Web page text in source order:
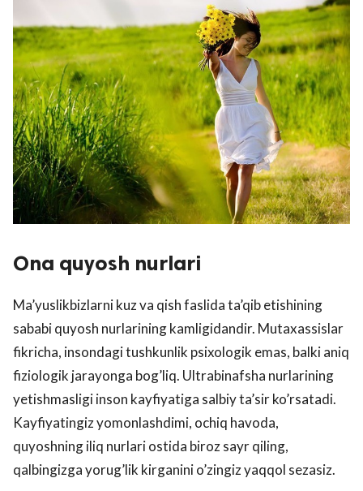
Ona quyosh nurlari
Ma’yuslikbizlarni kuz va qish faslida ta’qib etishining
sababi quyosh nurlarining kamligidandir. Mutaxassislar
fikricha, insondagi tushkunlik psixologik emas, balki aniq
fiziologik jarayonga bog’liq. Ultrabinafsha nurlarining
yetishmasligi inson kayfiyatiga salbiy ta’sir ko’rsatadi.
Kayfiyatingiz yomonlashdimi, ochiq havoda,
quyoshning iliq nurlari ostida biroz sayr qiling,
qalbingizga yorug’lik kirganini o’zingiz yaqqol sezasiz.